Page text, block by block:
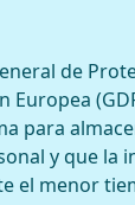
de
Europea
para
y que la
el menor